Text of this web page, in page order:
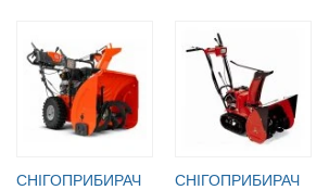
СНІГОПРИБИРАЧ
СНІГОПРИБИРАЧ